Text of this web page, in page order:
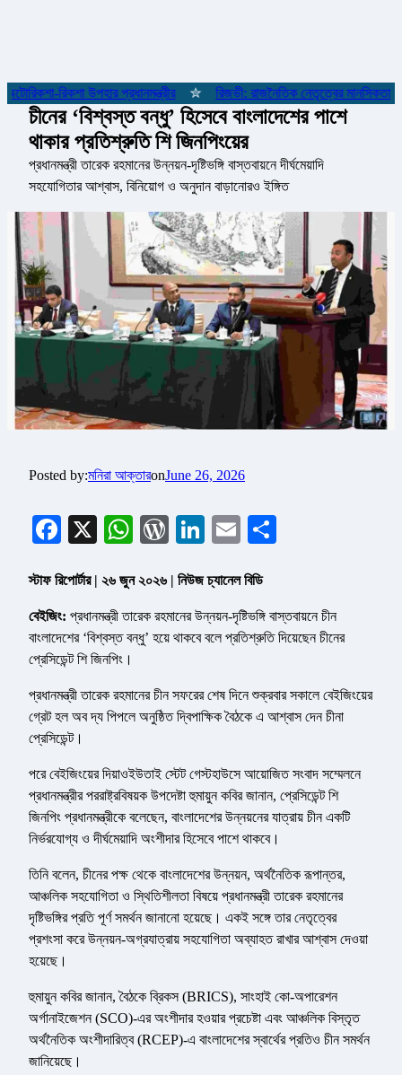
রিকশা উপহার প্রধানমন্ত্রীর ✮ রিজভী: রাজনৈতিক নেতৃত্বের মানসিকতা না
চীনের ‘বিশ্বস্ত বন্ধু’ হিসেবে বাংলাদেশের পাশে
থাকার প্রতিশ্রুতি শি জিনপিংয়ের
প্রধানমন্ত্রী তারেক রহমানের উন্নয়ন-দৃষ্টিভঙ্গি বাস্তবায়নে দীর্ঘমেয়াদি
সহযোগিতার আশ্বাস, বিনিয়োগ ও অনুদান বাড়ানোরও ইঙ্গিত
Posted by:মনিরা আক্তারonJune 26, 2026
Facebook
X WhatsApp
WordPress
LinkedIn
Email
স্টাফ রিপোর্টার | ২৬ জুন ২০২৬ | নিউজ চ্যানেল বিডি
বেইজিং: প্রধানমন্ত্রী তারেক রহমানের উন্নয়ন-দৃষ্টিভঙ্গি বাস্তবায়নে চীন
বাংলাদেশের ‘বিশ্বস্ত বন্ধু’ হয়ে থাকবে বলে প্রতিশ্রুতি দিয়েছেন চীনের
প্রেসিডেন্ট শি জিনপিং।
প্রধানমন্ত্রী তারেক রহমানের চীন সফরের শেষ দিনে শুক্রবার সকালে বেইজিংয়ের
গ্রেট হল অব দ্য পিপলে অনুষ্ঠিত দ্বিপাক্ষিক বৈঠকে এ আশ্বাস দেন চীনা
প্রেসিডেন্ট।
পরে বেইজিংয়ের দিয়াওইউতাই স্টেট গেস্টহাউসে আয়োজিত সংবাদ সম্মেলনে
প্রধানমন্ত্রীর পররাষ্ট্রবিষয়ক উপদেষ্টা হুমায়ুন কবির জানান, প্রেসিডেন্ট শি
জিনপিং প্রধানমন্ত্রীকে বলেছেন, বাংলাদেশের উন্নয়নের যাত্রায় চীন একটি
নির্ভরযোগ্য ও দীর্ঘমেয়াদি অংশীদার হিসেবে পাশে থাকবে।
তিনি বলেন, চীনের পক্ষ থেকে বাংলাদেশের উন্নয়ন, অর্থনৈতিক রূপান্তর,
আঞ্চলিক সহযোগিতা ও স্থিতিশীলতা বিষয়ে প্রধানমন্ত্রী তারেক রহমানের
দৃষ্টিভঙ্গির প্রতি পূর্ণ সমর্থন জানানো হয়েছে। একই সঙ্গে তার নেতৃত্বের
প্রশংসা করে উন্নয়ন-অগ্রযাত্রায় সহযোগিতা অব্যাহত রাখার আশ্বাস দেওয়া
হয়েছে।
হুমায়ুন কবির জানান, বৈঠকে ব্রিকস (BRICS), সাংহাই কো-অপারেশন
অর্গানাইজেশন (SCO)-এর অংশীদার হওয়ার প্রচেষ্টা এবং আঞ্চলিক বিস্তৃত
অর্থনৈতিক অংশীদারিত্ব (RCEP)-এ বাংলাদেশের স্বার্থের প্রতিও চীন সমর্থন
জানিয়েছে।